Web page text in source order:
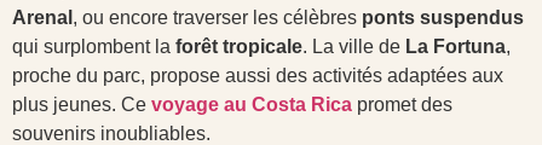
Arenal , ou encore traverser les célèbres ponts suspendus
qui surplombent la forêt tropicale. La ville de La Fortuna,
proche du parc, propose aussi des activités adaptées aux
plus jeunes. Ce voyage au Costa Rica promet des
souvenirs inoubliables.